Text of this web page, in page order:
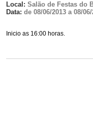
Local: Salão de Festas do
Data: de 08/06/2013 a 08/06/
Inicio as 16:00 horas.